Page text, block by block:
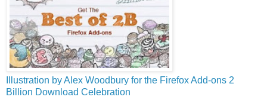
Illustration by Alex Woodbury for the Firefox Add-ons 2
Billion Download Celebration